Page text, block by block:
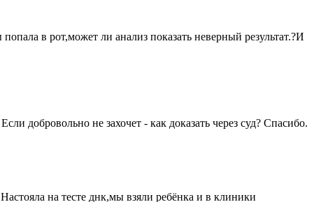
в рот,может ли анализ показать неверный результат.?И
добровольно не захочет - как доказать через суд? Спасибо.
на тесте днк,мы взяли ребёнка и в клиники